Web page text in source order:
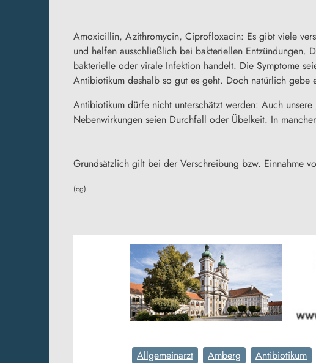
Amoxicillin, Azithromycin, Ciprofloxacin: Es gibt viele
und helfen ausschließlich bei bakteriellen Entzündungen.
bakterielle oder virale Infektion handelt. Die Symptome
Antibiotikum deshalb so gut es geht. Doch natürlich
Antibiotikum dürfe nicht unterschätzt werden: Auch
Nebenwirkungen seien Durchfall oder Übelkeit. In
Grundsätzlich gilt bei der Verschreibung bzw. Einnahme
(cg)
Allgemeinarzt Amberg Antibiotikum